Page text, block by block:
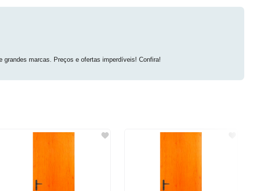
grandes marcas. Preços e ofertas imperdíveis! Confira!